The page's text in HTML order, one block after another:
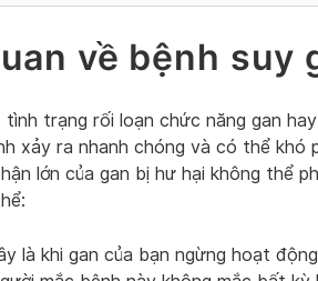
về bệnh suy
tình trạng rối loạn chức năng gan
xảy ra nhanh chóng và có thể khó
lớn của gan bị hư hại không thể
là khi gan của bạn ngừng hoạt